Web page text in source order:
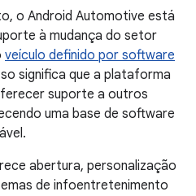
o Android Automotive está
à mudança do setor
veículo definido por software
significa que a plataforma
suporte a outros
uma base de software
abertura, personalização
de infoentretenimento